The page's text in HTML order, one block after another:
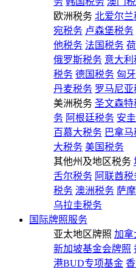
欧洲税务 北爱尔兰
宛税务 卢森堡税务
他税务 法国税务
俄罗斯税务 意大利
税务 德国税务 匈
丹麦税务 罗马尼亚
美洲税务 圣文森特
务 阿根廷税务 安
百慕大税务 巴拿
大税务 美国税务
其他州及地区税务
舌尔税务 阿联酋税
税务 澳洲税务 萨
乌拉圭税务
国际牌照服务
亚太地区牌照 加拿
新加坡基金会牌照
港BUD专项基金